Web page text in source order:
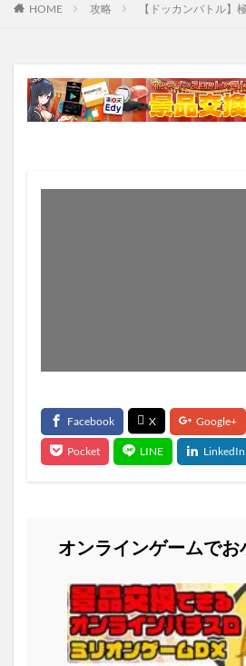
HOME 攻略 【ドッカンバトル
オンラインゲームでお